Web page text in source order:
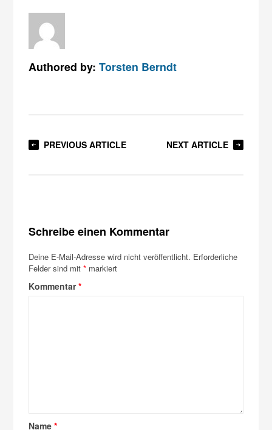
Authored by:Torsten Berndt
PREVIOUS ARTICLE NEXT ARTICLE
Schreibe einen Kommentar
Deine E-Mail-Adresse wird nicht veröffentlicht. Erforderliche
Felder sind mit* markiert
Kommentar*
Name*